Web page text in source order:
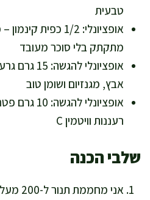
טבעית
אופציונלי: 1/2
מתקתק בלי סוכר מעובד
אופציונלי
אבץ, מגנזיום ושומן טוב
אופציונלי
רעננות וויטמין C
שלבי הכנה
אני